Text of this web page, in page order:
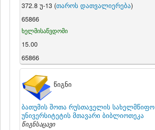
372.8 უ-13 (თაროს დათვალიერება)
65866
ხელმისაწვდომი
15.00
65866
წიგნი
ბათუმის შოთა რუსთაველის სახელმწიფო
უნივერსიტეტის მთავარი ბიბლიოთეკა
წიგნსაცავი